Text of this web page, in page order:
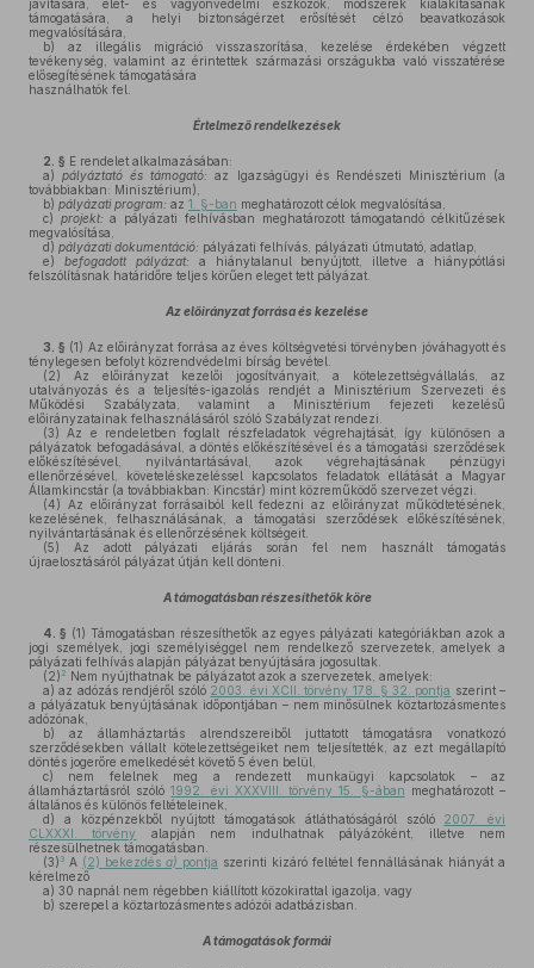
javítására, élet- és vagyonvédelmi eszközök, módszerek kialakításának
támogatására, a helyi biztonságérzet erősítését célzó beavatkozások
megvalósítására,
b) az illegális migráció visszaszorítása, kezelése érdekében végzett
tevékenység, valamint az érintettek származási országukba való visszatérése
elősegítésének támogatására
használhatók fel.
Értelmező rendelkezések
2. § E rendelet alkalmazásában:
a) pályáztató és támogató: az Igazságügyi és Rendészeti Minisztérium (a
továbbiakban: Minisztérium),
b) pályázati program: az 1. §-ban meghatározott célok megvalósítása,
c) projekt: a pályázati felhívásban meghatározott támogatandó célkitűzések
megvalósítása,
d) pályázati dokumentáció: pályázati felhívás, pályázati útmutató, adatlap,
e)
befogadott pályázat: a hiánytalanul benyújtott, illetve a hiánypótlási
felszólításnak határidőre teljes körűen eleget tett pályázat.
Az előirányzat forrása és kezelése
3. § (1) Az előirányzat forrása az éves költségvetési törvényben jóváhagyott és
ténylegesen befolyt közrendvédelmi bírság bevétel.
(2) Az előirányzat kezelői jogosítványait, a kötelezettségvállalás, az
utalványozás és a teljesítés-igazolás rendjét a Minisztérium Szervezeti és
Működési Szabályzata, valamint a Minisztérium fejezeti kezelésű
előirányzatainak felhasználásáról szóló Szabályzat rendezi.
(3) Az e rendeletben foglalt részfeladatok végrehajtását, így különösen a
pályázatok befogadásával, a döntés előkészítésével és a támogatási szerződések
előkészítésével, nyilvántartásával, azok végrehajtásának pénzügyi
ellenőrzésével, követeléskezeléssel kapcsolatos feladatok ellátását a Magyar
Államkincstár (a továbbiakban: Kincstár) mint közreműködő szervezet végzi.
(4) Az előirányzat forrásaiból kell fedezni az előirányzat működtetésének,
kezelésének, felhasználásának, a támogatási szerződések előkészítésének,
nyilvántartásának és ellenőrzésének költségeit.
(5) Az adott pályázati eljárás során fel nem használt támogatás
újraelosztásáról pályázat útján kell dönteni.
A támogatásban részesíthetők köre
4. § (1) Támogatásban részesíthetők az egyes pályázati kategóriákban azok a
jogi személyek, jogi személyiséggel nem rendelkező szervezetek, amelyek a
pályázati felhívás alapján pályázat benyújtására jogosultak.
(2) 2 Nem nyújthatnak be pályázatot azok a szervezetek, amelyek:
a) az adózás rendjéről szóló 2003. évi XCII. törvény 178. § 32. pontja szerint –
a pályázatuk benyújtásának időpontjában – nem minősülnek köztartozásmentes
adózónak,
b) az államháztartás alrendszereiből juttatott támogatásra vonatkozó
szerződésekben vállalt kötelezettségeiket nem teljesítették, az ezt megállapító
döntés jogerőre emelkedését követő 5 éven belül,
c) nem felelnek meg a rendezett munkaügyi kapcsolatok – az
államháztartásról szóló1992. évi XXXVIII. törvény 15. §-ában meghatározott –
általános és különös feltételeinek,
d) a közpénzekből nyújtott támogatások átláthatóságáról szóló 2007. évi
CLXXXI. törvény
alapján nem indulhatnak pályázóként, illetve nem
részesülhetnek támogatásban.
(3) 3 A (2) bekezdés a) pontja szerinti kizáró feltétel fennállásának hiányát a
kérelmező
a) 30 napnál nem régebben kiállított közokirattal igazolja, vagy
b) szerepel a köztartozásmentes adózói adatbázisban.
A támogatások formái